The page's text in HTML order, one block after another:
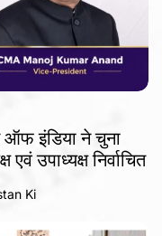
इंडिया ने चुना
उपाध्यक्ष निर्वाचित
Ki